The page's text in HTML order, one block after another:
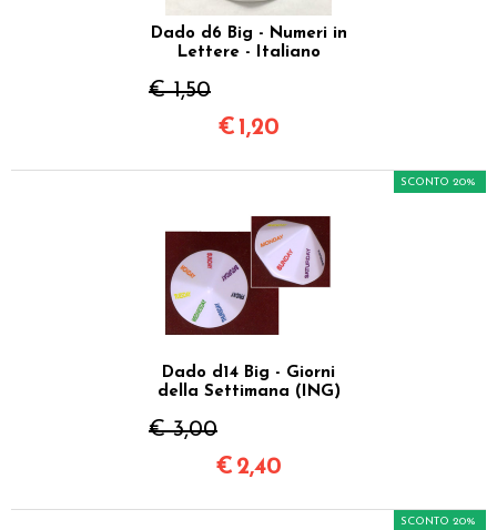
Dado d6 Big - Numeri in
Lettere - Italiano
€ 1,50
€ 1,20
Dado d14 Big - Giorni
della Settimana (ING)
€ 3,00
SCONTO 20%
€ 2,40
SCONTO 20%